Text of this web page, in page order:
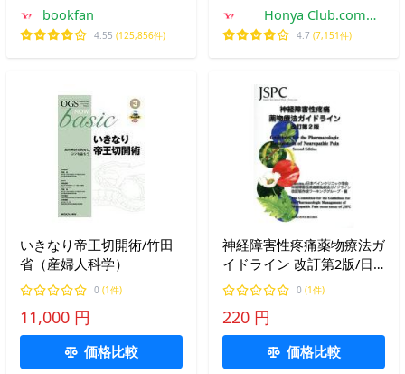
bookfan
4.55 (125,856件)
Honya Club.com
Yahoo!店
4.7 (7,151件)
いきなり帝王切開術/竹田
省（産婦人科学）
0 (1件)
11,000 円
価格比較
神経障害性疼痛薬物療法ガ
イドライン 改訂第2版/日
本ペインクリニック学会神
経障害性疼痛薬物療法ガイ
ドライ
0 (1件)
220 円
価格比較